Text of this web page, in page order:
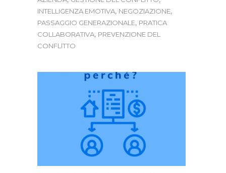
INTELLIGENZA EMOTIVA, NEGOZIAZIONE,
PASSAGGIO GENERAZIONALE, PRATICA
COLLABORATIVA, PREVENZIONE DEL
CONFLITTO